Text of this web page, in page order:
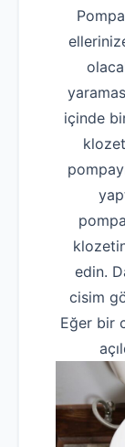
içinde
edin.
cisim
Eğer bir